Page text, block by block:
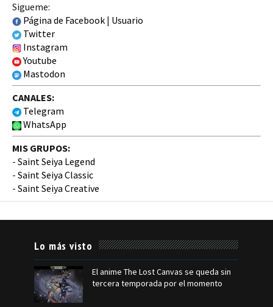
Sigueme:
Página de Facebook | Usuario
Twitter
Instagram
Youtube
Mastodon
CANALES:
Telegram
WhatsApp
MIS GRUPOS:
- Saint Seiya Legend
- Saint Seiya Classic
- Saint Seiya Creative
Lo más visto
El anime The Lost Canvas se queda sin
tercera temporada por el momento